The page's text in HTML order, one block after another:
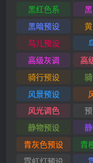
黑红色系
黑暗预设
鸟儿预设
高级灰调
高
骑行预设
风景预设
风光调色
静物预设
青灰色预设
青